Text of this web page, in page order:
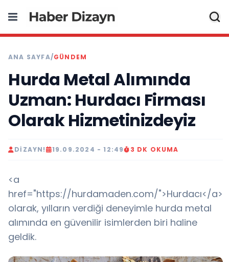
ANA SAYFA/GÜNDEM
Hurda Metal Alımında
Uzman: Hurdacı Firması
Olarak Hizmetinizdeyiz
DIZAYN! 19.09.2024 - 12:49 3 DK OKUMA
<a
href="https://hurdamaden.com/">Hurdacı</a>
olarak, yılların verdiği deneyimle hurda metal
alımında en güvenilir isimlerden biri haline
geldik.